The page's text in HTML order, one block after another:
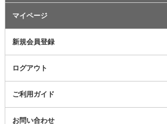
マイページ
新規会員登録
ログアウト
ご利用ガイド
お問い合わせ